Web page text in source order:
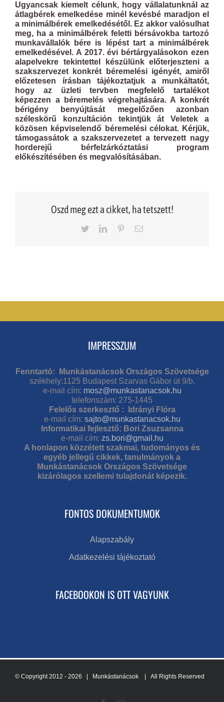
Ugyancsak kiemelt célunk, hogy vállalatunknál az
átlagbérek emelkedése minél kevésbé maradjon el
a minimálbérek emelkedésétől. Ez akkor valósulhat
meg, ha a minimálbérek feletti bérsávokba tartozó
munkavállalók bére is lépést tart a minimálbérek
emelkedésével. A 2017. évi bértárgyalásokon ezen
alapelvekre tekintettel készülünk előterjeszteni a
szakszervezet konkrét béremelési igényét, amiről
előzetesen írásban tájékoztatjuk a munkáltatót,
hogy az üzleti tervben megfelelő tartalékot
képezzen a béremelés végrehajtására. A konkrét
bérigény benyújtását megelőzően azonban
széleskörű konzultáción tekintjük át Veletek a
közösen képviselendő béremelési célokat. Kérjük,
támogassátok a szakszervezetet a tervezett nagy
horderejű bérfelzárkóztatási program
előkészítésében és megvalósításában.
Oszd meg ezt a cikket, ha tetszett!
TwitterLinkedInPinterestEmail
IMPRESSZUM
Fenntartó: Munkástanácsok Országos Szövetsége
székhely:1125 Budapest Szarvas Gábor út 9/b.
e-mail cím: mosz@munkastanacsok.hu
telefonszám: 275-1445
Felelős szerkesztő : Idrányi Flóra
e-mail cím: sajto@munkastanacsok.hu
Informatikai fejlesztő: Bori Zsuzsanna
e-mail cím: zs.bori@gmail.hu
A honlapon közzétett szakmai, tudományos és
egyéb jellegű cikkek, tanulmányok a
Munkástanácsok Országos Szövetsége
kizárólagos szellemi tulajdonát képezik.
FONTOS DOKUMENTUMOK
Alapszabály
Adatkezelési tájékoztató
FACEBOOKON IS OTT VAGYUNK
© Copyright 2012 - 2026 | Munkástanácsok | All Rights Reserved